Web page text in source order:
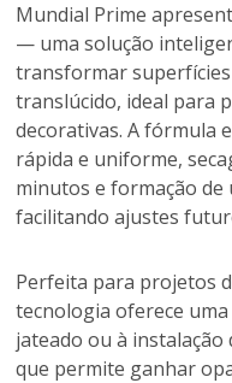
Mundial Prime
— uma solução
transformar
translúcido, ideal para
decorativas. A fórmula
rápida e uniforme,
minutos e formação de
facilitando ajustes
Perfeita para projetos
tecnologia oferece
jateado ou à instalação
que permite ganhar